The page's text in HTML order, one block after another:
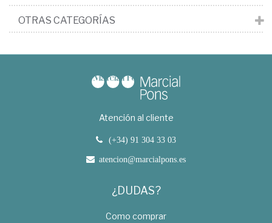
OTRAS CATEGORÍAS
Atención al cliente
(+34) 91 304 33 03
atencion@marcialpons.es
¿DUDAS?
Como comprar